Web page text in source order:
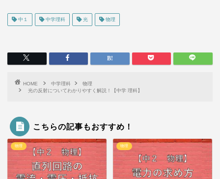
中１ 中学理科 光 物理
HOME 中学理科
物理
光の反射についてわかりやすく解説！【中学 理科】
こちらの記事もおすすめ！
物理 物理